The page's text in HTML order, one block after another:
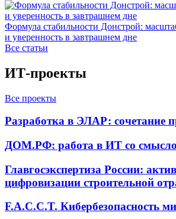
Формула стабильности Донстрой:
и уверенность в завтрашнем дне
Все статьи
ИТ-проекты
Все проекты
Разработка в ЭЛАР: сочетание
ДОМ.РФ: работа в ИТ со
Главгосэкспертиза России:
цифровизации строительной
F.A.C.C.T. Кибербезопасность